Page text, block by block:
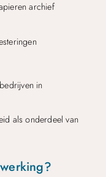
archief
in
als onderdeel van